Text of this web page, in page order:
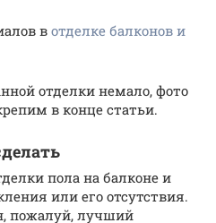
в отделке балконов и
отделки немало, фото
в конце статьи.
пола на балконе и
или его отсутствия.
пожалуй, лучший